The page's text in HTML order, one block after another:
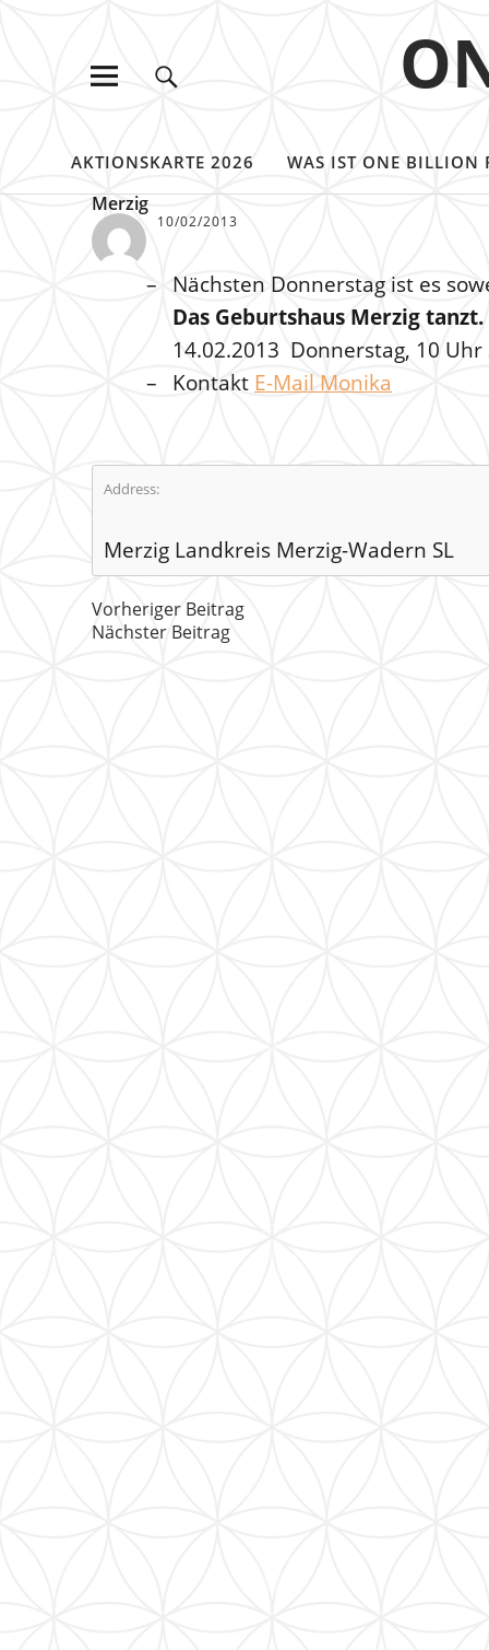
AKTIONSKARTE 2026 WAS IST ONE BILLION
Merzig
10/02/2013
Nächsten Donnerstag ist es
Das Geburtshaus Merzig tanzt.
14.02.2013 Donnerstag, 10
Kontakt E-Mail Monika
Address:
Merzig Landkreis Merzig-Wadern SL
Vorheriger Beitrag
Nächster Beitrag